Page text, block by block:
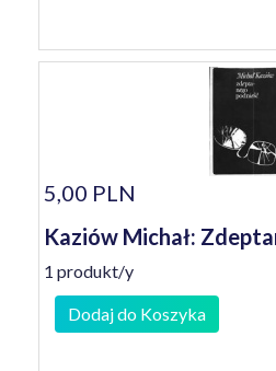
5,00 PLN
Kaziów Michał:
1 produkt/y
Dodaj do Koszyka